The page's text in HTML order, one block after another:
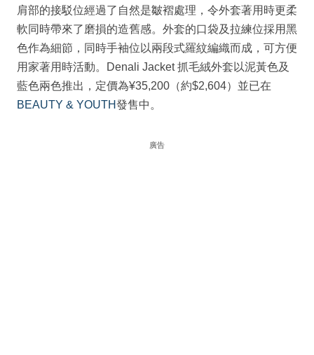
肩部的接駁位經過了自然是皺褶處理，令外套著用時更柔
軟同時帶來了磨損的造舊感。外套的口袋及拉練位採用黑
色作為細節，同時手袖位以兩段式羅紋編織而成，可方便
用家著用時活動。Denali Jacket 抓毛絨外套以泥黃色及
藍色兩色推出，定價為¥35,200（約$2,604）並已在
BEAUTY & YOUTH發售中。
廣告